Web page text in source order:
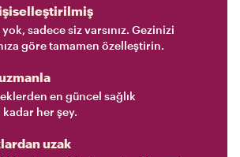
sadece siz varsınız. Gezinizi
göre tamamen özelleştirin.
en güncel sağlık
kadar her şey.
uzak